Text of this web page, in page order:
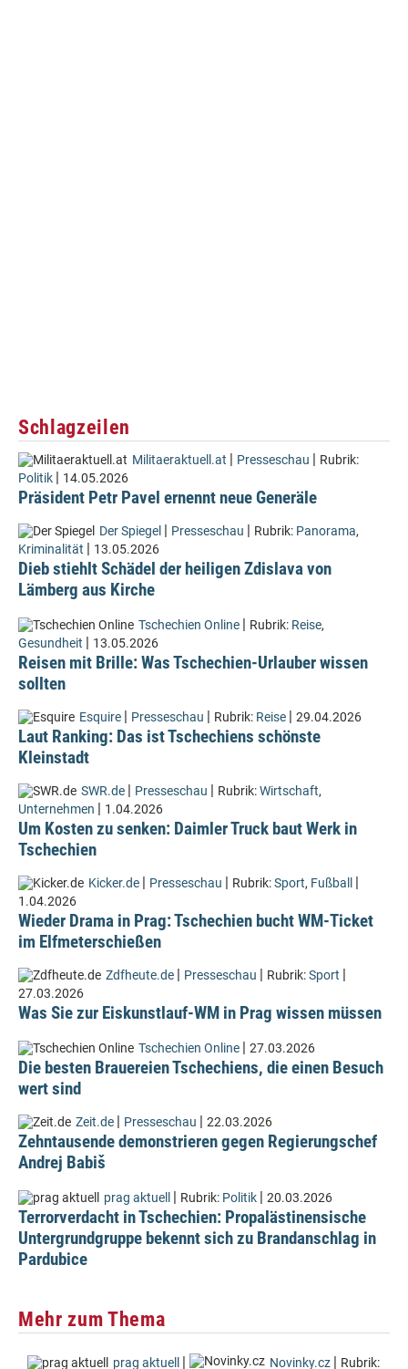
Schlagzeilen
Militaeraktuell.at | Presseschau | Rubrik:
Politik | 14.05.2026
Präsident Petr Pavel ernennt neue Generäle
Der Spiegel | Presseschau | Rubrik: Panorama,
Kriminalität | 13.05.2026
Dieb stiehlt Schädel der heiligen Zdislava von
Lämberg aus Kirche
Tschechien Online | Rubrik: Reise,
Gesundheit | 13.05.2026
Reisen mit Brille: Was Tschechien-Urlauber wissen
sollten
Esquire | Presseschau | Rubrik: Reise | 29.04.2026
Laut Ranking: Das ist Tschechiens schönste
Kleinstadt
SWR.de | Presseschau | Rubrik:Wirtschaft,
Unternehmen | 1.04.2026
Um Kosten zu senken: Daimler Truck baut Werk in
Tschechien
Kicker.de | Presseschau | Rubrik:Sport, Fußball |
1.04.2026
Wieder Drama in Prag: Tschechien bucht WM-Ticket
im Elfmeterschießen
Zdfheute.de | Presseschau | Rubrik:Sport |
27.03.2026
Was Sie zur Eiskunstlauf-WM in Prag wissen müssen
Tschechien Online | 27.03.2026
Die besten Brauereien Tschechiens, die einen Besuch
wert sind
Zeit.de | Presseschau | 22.03.2026
Zehntausende demonstrieren gegen Regierungschef
Andrej Babiš
prag aktuell | Rubrik: Politik | 20.03.2026
Terrorverdacht in Tschechien: Propalästinensische
Untergrundgruppe bekennt sich zu Brandanschlag in
Pardubice
Mehr zum Thema
prag aktuell | Novinky.cz | Rubrik: